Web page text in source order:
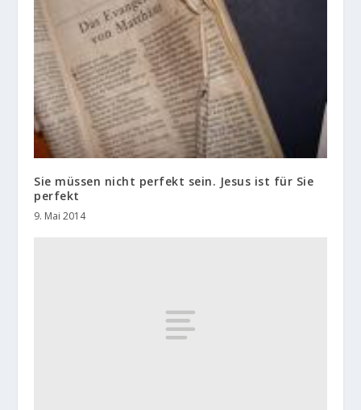
Sie müssen nicht perfekt sein. Jesus ist für Sie
perfekt
9. Mai 2014